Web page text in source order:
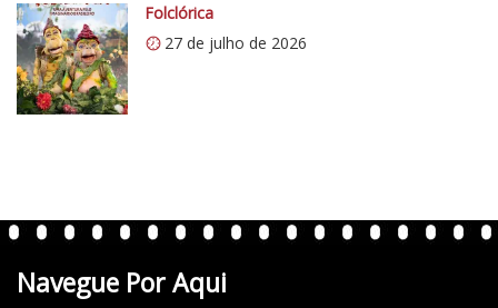
o
m
/
v
e
n
e
Folclórica
27 de julho de 2026
Navegue Por Aqui